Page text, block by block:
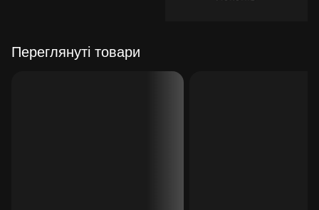
Переглянуті товари